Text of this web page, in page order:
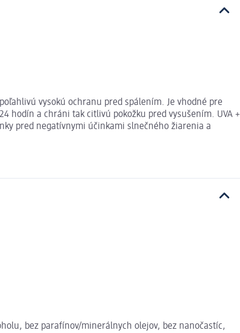
vysokú ochranu pred spálením. Je vhodné pre
hodín a chráni tak citlivú pokožku pred vysušením. UVA +
pred negatívnymi účinkami slnečného žiarenia a
bez parafínov/minerálnych olejov, bez nanočastíc,